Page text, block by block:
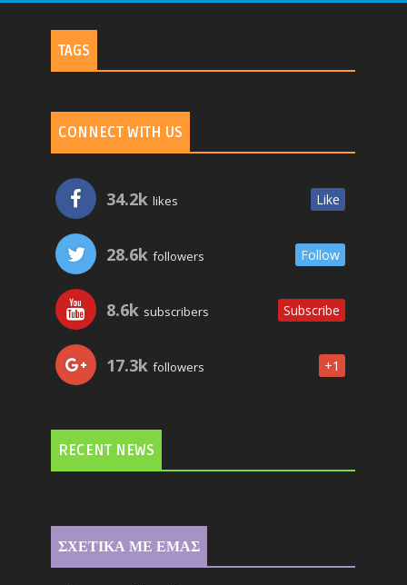
TAGS
CONNECT WITH US
34.2k likes Like
28.6k followers Follow
8.6k subscribers Subscribe
17.3k followers +1
RECENT NEWS
ΣΧΕΤΙΚΑ ΜΕ ΕΜΑΣ